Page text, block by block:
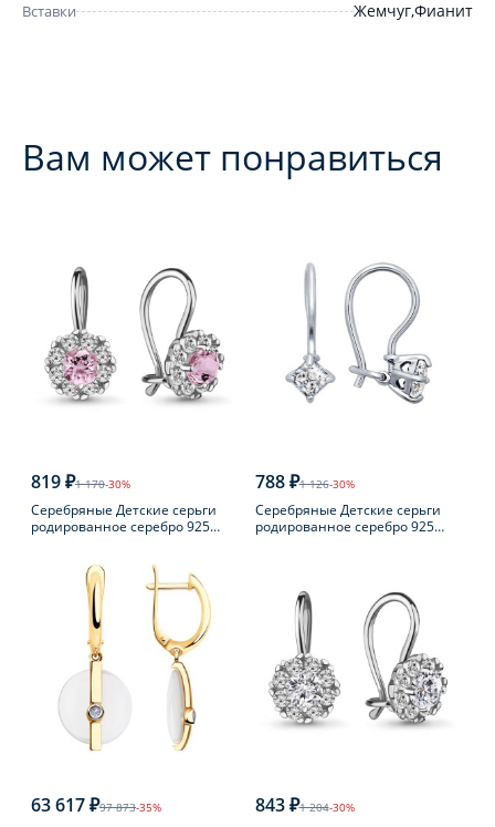
Вставки Жемчуг,Фианит
Вам может понравиться
819 ₽1 170-30%
Серебряные Детские серьги
родированное серебро 925
788 ₽1 126-30%
Серебряные Детские серьги
родированное серебро 925
63 617 ₽97 873-35% 843 ₽1 204-30%